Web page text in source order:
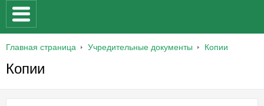
Главная страница Учредительные документы Копии
Копии